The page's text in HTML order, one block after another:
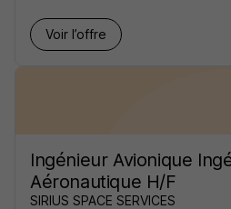
Voir l’offre
Ingénieur Avionique
Aéronautique H/F
SIRIUS SPACE SERVICES